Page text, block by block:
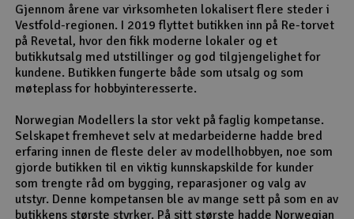
Gjennom årene var virksomheten lokalisert flere steder i
Vestfold-regionen. I 2019 flyttet butikken inn på Re-torvet
på Revetal, hvor den fikk moderne lokaler og et
butikkutsalg med utstillinger og god tilgjengelighet for
kundene. Butikken fungerte både som utsalg og som
møteplass for hobbyinteresserte.
Norwegian Modellers la stor vekt på faglig kompetanse.
Selskapet fremhevet selv at medarbeiderne hadde bred
erfaring innen de fleste deler av modellhobbyen, noe som
gjorde butikken til en viktig kunnskapskilde for kunder
som trengte råd om bygging, reparasjoner og valg av
utstyr. Denne kompetansen ble av mange sett på som en av
butikkens største styrker. På sitt største hadde Norwegian